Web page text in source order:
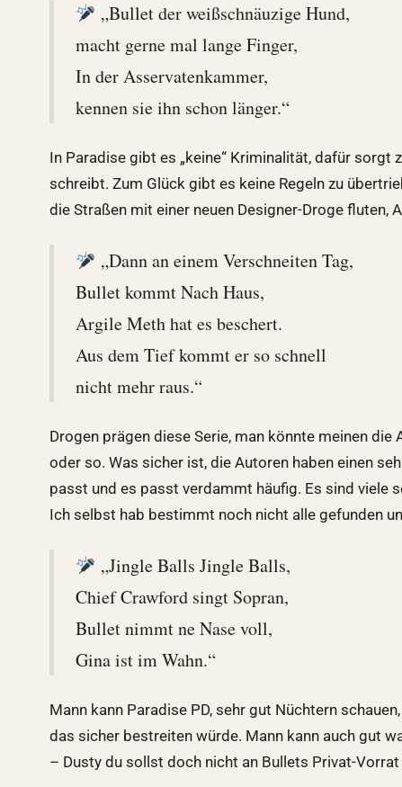
„Bullet der weißschnäuzige Hund,
macht gerne mal lange Finger,
In der Asservatenkammer,
kennen sie ihn schon länger.“
In Paradise gibt es „keine“ Kriminalität, dafür
schreibt. Zum Glück gibt es keine Regeln zu
die Straßen mit einer neuen Designer-Droge fluten,
„Dann an einem Verschneiten Tag,
Bullet kommt Nach Haus,
Argile Meth hat es beschert.
Aus dem Tief kommt er so schnell
nicht mehr raus.“
Drogen prägen diese Serie, man könnte meinen
oder so. Was sicher ist, die Autoren haben einen
passt und es passt verdammt häufig. Es sind viele
Ich selbst hab bestimmt noch nicht alle gefunden
„Jingle Balls Jingle Balls,
Chief Crawford singt Sopran,
Bullet nimmt ne Nase voll,
Gina ist im Wahn.“
Mann kann Paradise PD, sehr gut Nüchtern
das sicher bestreiten würde. Mann kann auch gut
– Dusty du sollst doch nicht an Bullets Privat-Vorrat